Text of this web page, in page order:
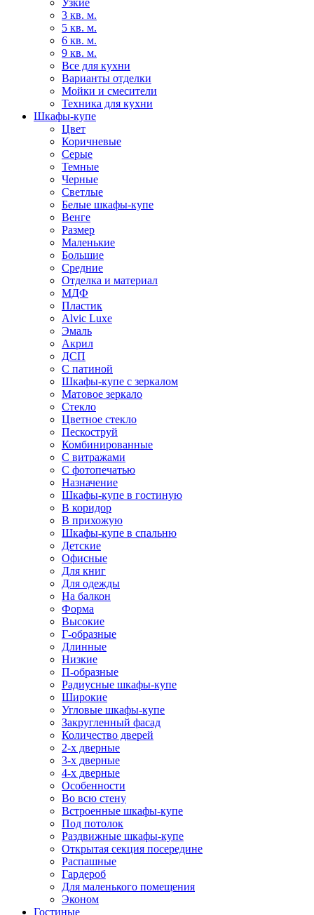
Узкие
3 кв. м.
5 кв. м.
6 кв. м.
9 кв. м.
Все для кухни
Варианты отделки
Мойки и смесители
Техника для кухни
Шкафы-купе
Цвет
Коричневые
Серые
Темные
Черные
Светлые
Белые шкафы-купе
Венге
Размер
Маленькие
Большие
Средние
Отделка и материал
МДФ
Пластик
Alvic Luxe
Эмаль
Акрил
ДСП
С патиной
Шкафы-купе с зеркалом
Матовое зеркало
Стекло
Цветное стекло
Пескоструй
Комбинированные
С витражами
С фотопечатью
Назначение
Шкафы-купе в гостиную
В коридор
В прихожую
Шкафы-купе в спальню
Детские
Офисные
Для книг
Для одежды
На балкон
Форма
Высокие
Г-образные
Длинные
Низкие
П-образные
Радиусные шкафы-купе
Широкие
Угловые шкафы-купе
Закругленный фасад
Количество дверей
2-х дверные
3-х дверные
4-х дверные
Особенности
Во всю стену
Встроенные шкафы-купе
Под потолок
Раздвижные шкафы-купе
Открытая секция посередине
Распашные
Гардероб
Для маленького помещения
Эконом
Гостиные